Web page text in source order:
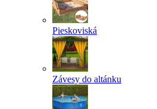
Pieskoviská
Závesy do altánku